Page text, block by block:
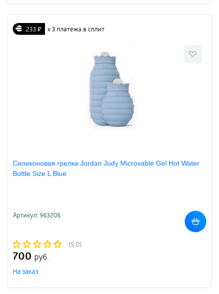
233 ₽ х 3 платежа в сплит
Силиконовая грелка Jordan Judy Microvable Gel Hot Water
Bottle Size L Blue
Артикул: 963205
(5.0)
700 руб.
На заказ